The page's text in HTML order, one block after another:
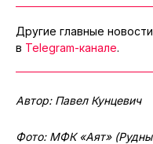
Другие главные
в Telegram-канале.
Автор: Павел Кунцевич
Фото: МФК «Аят»